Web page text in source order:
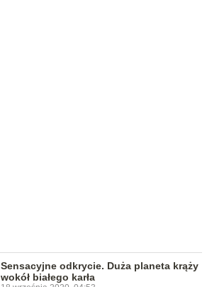
Sensacyjne odkrycie. Duża planeta krąży
wokół białego karła